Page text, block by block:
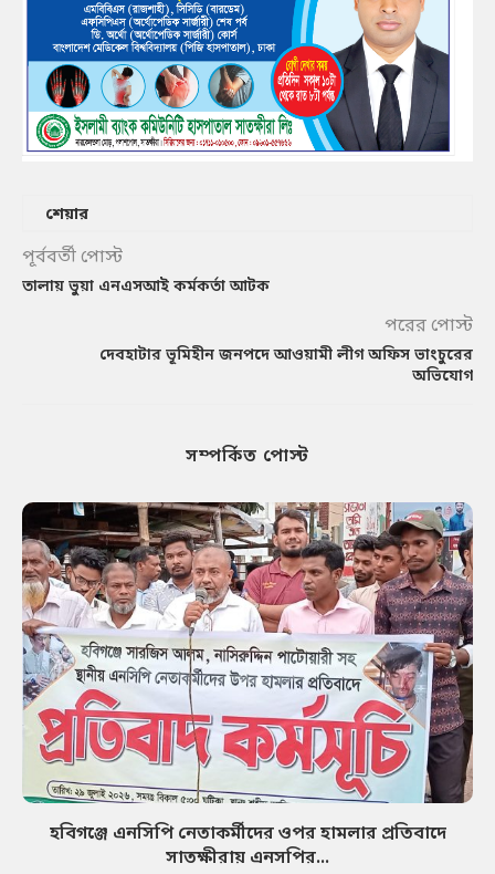
শেয়ার
পূর্ববর্তী পোস্ট
তালায় ভুয়া এনএসআই কর্মকর্তা আটক
পরের পোস্ট
দেবহাটার ভূমিহীন জনপদে আওয়ামী লীগ অফিস ভাংচুরের
অভিযোগ
সম্পর্কিত পোস্ট
হবিগঞ্জে এনসিপি নেতাকর্মীদের ওপর হামলার প্রতিবাদে
সাতক্ষীরায় এনসপির...